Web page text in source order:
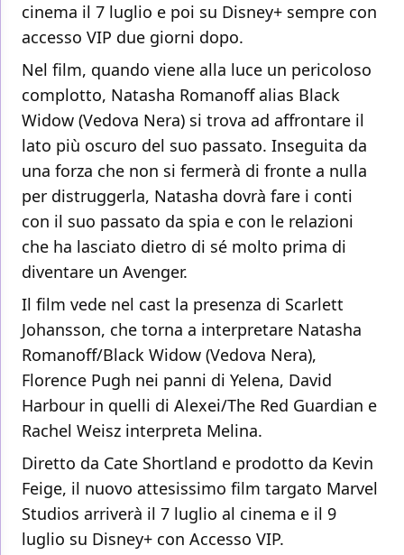
cinema il 7 luglio e poi su Disney+ sempre con
accesso VIP due giorni dopo.
Nel film, quando viene alla luce un pericoloso
complotto, Natasha Romanoff alias Black
Widow (Vedova Nera) si trova ad affrontare il
lato più oscuro del suo passato. Inseguita da
una forza che non si fermerà di fronte a nulla
per distruggerla, Natasha dovrà fare i conti
con il suo passato da spia e con le relazioni
che ha lasciato dietro di sé molto prima di
diventare un Avenger.
Il film vede nel cast la presenza di Scarlett
Johansson, che torna a interpretare Natasha
Romanoff/Black Widow (Vedova Nera),
Florence Pugh nei panni di Yelena, David
Harbour in quelli di Alexei/The Red Guardian e
Rachel Weisz interpreta Melina.
Diretto da Cate Shortland e prodotto da Kevin
Feige, il nuovo attesissimo film targato Marvel
Studios arriverà il 7 luglio al cinema e il 9
luglio su Disney+ con Accesso VIP.